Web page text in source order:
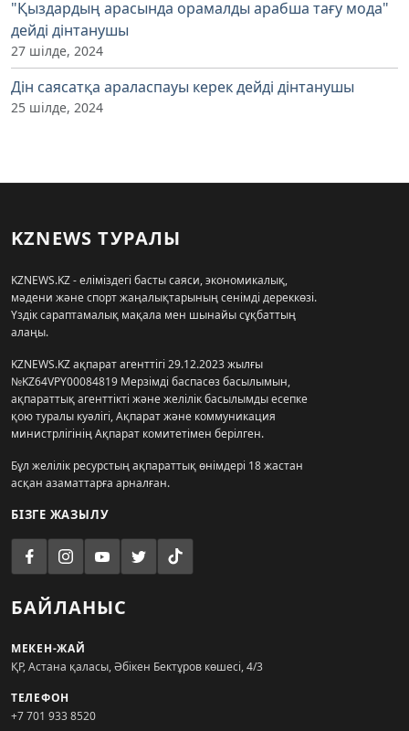
"Қыздардың арасында орамалды арабша тағу мода"
дейді дінтанушы
27 шілде, 2024
Дін саясатқа араласпауы керек дейді дінтанушы
25 шілде, 2024
KZNEWS ТУРАЛЫ
KZNEWS.KZ - еліміздегі басты саяси, экономикалық,
мәдени және спорт жаңалықтарының сенімді дереккөзі.
Үздік сараптамалық мақала мен шынайы сұқбаттың
алаңы.
KZNEWS.KZ ақпарат агенттігі 29.12.2023 жылғы
№KZ64VPY00084819 Мерзімді баспасөз басылымын,
ақпараттық агенттікті және желілік басылымды есепке
қою туралы куәлігі, Ақпарат және коммуникация
министрлігінің Ақпарат комитетімен берілген.
Бұл желілік ресурстың ақпараттық өнімдері 18 жастан
асқан азаматтарға арналған.
БІЗГЕ ЖАЗЫЛУ
БАЙЛАНЫС
МЕКЕН-ЖАЙ
ҚР, Астана қаласы, Әбікен Бектұров көшесі, 4/3
ТЕЛЕФОН
+7 701 933 8520